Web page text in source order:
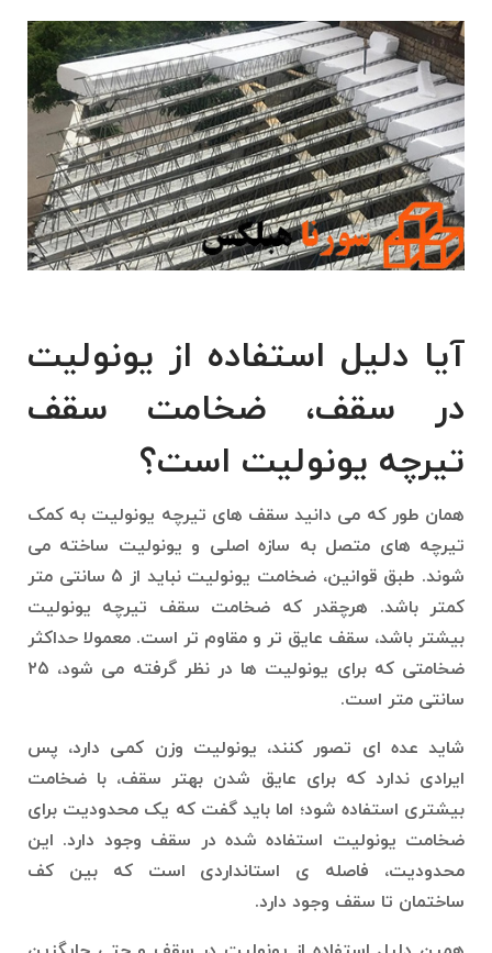
آیا دلیل استفاده از یونولیت
در سقف، ضخامت سقف
تیرچه یونولیت است؟
همان طور که می دانید سقف های تیرچه یونولیت به کمک
تیرچه های متصل به سازه اصلی و یونولیت ساخته می
شوند. طبق قوانین، ضخامت یونولیت نباید از ۵ سانتی متر
کمتر باشد. هرچقدر که ضخامت سقف تیرچه یونولیت
بیشتر باشد، سقف عایق تر و مقاوم تر است. معمولا حداکثر
ضخامتی که برای یونولیت ها در نظر گرفته می شود، ۲۵
سانتی متر است.
شاید عده ای تصور کنند، یونولیت وزن کمی دارد، پس
ایرادی ندارد که برای عایق شدن بهتر سقف، با ضخامت
بیشتری استفاده شود؛ اما باید گفت که یک محدودیت برای
ضخامت یونولیت استفاده شده در سقف وجود دارد. این
محدودیت، فاصله ی استانداردی است که بین کف
ساختمان تا سقف وجود دارد.